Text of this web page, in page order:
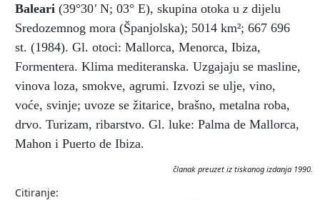
Baleari (39°30' Ν; 03° Ε), skupina otoka u z dijelu
Sredozemnog mora (Španjolska); 5014 km²; 667 696
st. (1984). Gl. otoci: Mallorca, Menorca, Ibiza,
Formentera. Klima mediteranska. Uzgajaju se masline,
vinova loza, smokve, agrumi. Izvozi se ulje, vino,
voće, svinje; uvoze se žitarice, brašno, metalna roba,
drvo. Turizam, ribarstvo. Gl. luke: Palma de Mallorca,
Mahon i Puerto de Ibiza.
članak preuzet iz tiskanog izdanja 1990.
Citiranje: